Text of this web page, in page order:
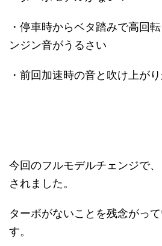
・停車時からベタ踏みで高回
ンジン音がうるさい
・前回加速時の音と吹け上が
今回のフルモデルチェンジで
されました。
ターボがないことを残念がっ
す。